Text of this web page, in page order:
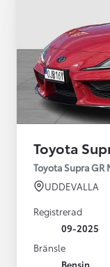
Toyota
Toyota Supra GR
UDDEVALLA
Registrerad
09-2025
Bränsle
Bensin